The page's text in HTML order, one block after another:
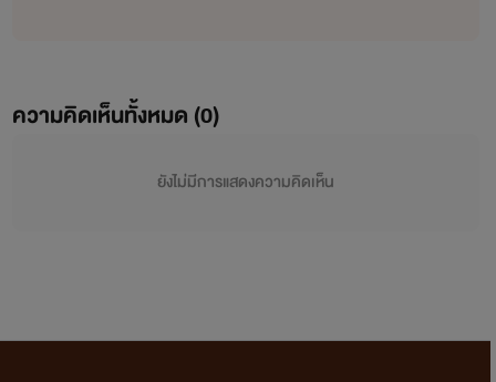
ความคิดเห็นทั้งหมด (0)
ยังไม่มีการแสดงความคิดเห็น